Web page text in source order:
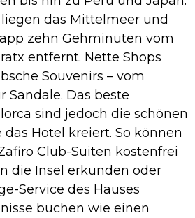
das Mittelmeer und
zehn Gehminuten vom
entfernt. Nette Shops
Souvenirs – vom
Sandale. Das beste
sind jedoch die schönen
Hotel kreiert. So können
Club-Suiten kostenfrei
die Insel erkunden oder
Service des Hauses
buchen wie einen